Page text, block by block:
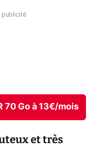
70 Go à 13€/mois
et très